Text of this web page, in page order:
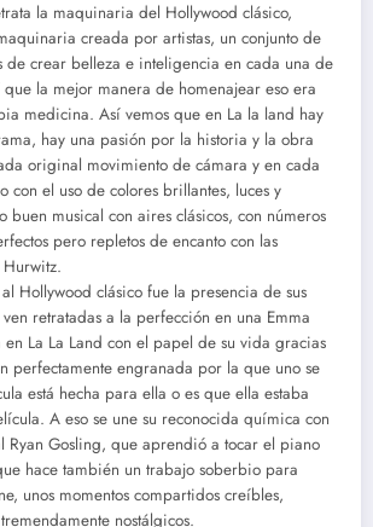
la maquinaria del Hollywood clásico,
creada por artistas, un conjunto de
de crear belleza e inteligencia en cada una de
que la mejor manera de homenajear eso era
medicina. Así vemos que en La la land hay
hay una pasión por la historia y la obra
original movimiento de cámara y en cada
con el uso de colores brillantes, luces y
buen musical con aires clásicos, con números
pero repletos de encanto con las
Hurwitz.
Hollywood clásico fue la presencia de sus
ven retratadas a la perfección en una Emma
La La Land con el papel de su vida gracias
perfectamente engranada por la que uno se
está hecha para ella o es que ella estaba
A eso se une su reconocida química con
Ryan Gosling, que aprendió a tocar el piano
hace también un trabajo soberbio para
unos momentos compartidos creíbles,
nostálgicos.